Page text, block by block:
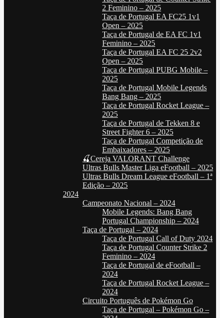
2 Feminino – 2025
Taça de Portugal EA FC25 1v1
Open – 2025
Taça de Portugal de EA FC 1v1
Feminino – 2025
Taça de Portugal EA FC 25 2v2
Open – 2025
Taça de Portugal PUBG Mobile –
2025
Taça de Portugal Mobile Legends
Bang Bang – 2025
Taça de Portugal Rocket League –
2025
Taça de Portugal de Tekken 8 e
Street Fighter 6 – 2025
Taça de Portugal Competição de
Embaixadores – 2025
🍒Cereja VALORANT Challenge
Ultras Bulls Master Liga eFootball – 2025
Ultras Bulls Dream League eFootball – 1ª
Edição – 2025
2024
Campeonato Nacional – 2024
Mobile Legends: Bang Bang
Portugal Championship – 2024
Taça de Portugal – 2024
Taça de Portugal Call of Duty 2024
Taça de Portugal Counter Strike 2
Feminino – 2024
Taça de Portugal de eFootball –
2024
Taça de Portugal Rocket League –
2024
Circuito Português de Pokémon Go
Taça de Portugal – Pokémon Go –